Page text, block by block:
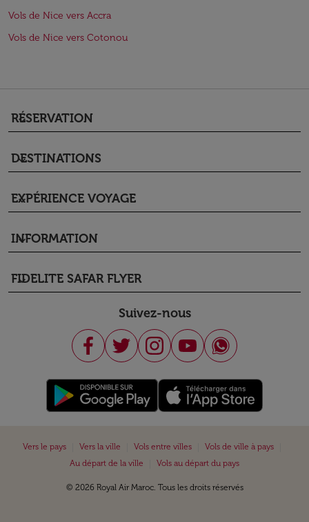
Vols de Nice vers Accra
Vols de Nice vers Cotonou
RÉSERVATION
keyboard_arrow_down
DESTINATIONS
keyboard_arrow_down
EXPÉRIENCE VOYAGE
keyboard_arrow_down
INFORMATION
keyboard_arrow_down
FIDELITE SAFAR FLYER
keyboard_arrow_down
Suivez-nous
Vers le pays Vers la ville Vols entre villes Vols de ville à pays
Au départ de la ville
Vols au départ du pays
© 2026 Royal Air Maroc. Tous les droits réservés